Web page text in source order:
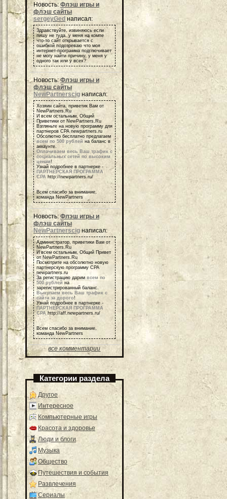
Новость: Флэш игры и
флэш сайты
sergeyGed написал:
Здравствуйте, извиняюсь если
пишу не туда, у меня на компе
что-то сайт открывается с
ошибкой подозреваю что моя
интернет-программа подглючивает
не могу найти причину, у меня у
одного так или у всех?
Новость:Флэш игры и
флэш сайты
NewPartnerscig написал:
Хозяин сайта, приветик Вам от
NewPartners.Ru
И всем остальным, Общий
Приветики от NewPartners.Ru
Взгляньте на новую программу для
партнеров СРА newpartners.ru
Обсолютно бесплатно предлагаем
всем по 500 рублей на баланс в
аккаунте.
Оплачиваем весь Ваш трафик с
социальных сетей по высоким
ценам!
Узнай подробнее в партнерке -
ПАРТНЕРСКАЯ ПРОГРАММА
СРА http://newpartners.ru/
Всем спасибо за внимание,
команда NewPartners
Новость: Флэш игры и
флэш сайты
NewPartnerscig написал:
Администратор, приветики Вам от
NewPartners.Ru
И всем остальным, Общий Привет
от NewPartners.Ru
Посмотрите на обсолютно новую
партнерскую программу СРА
newpartners.ru
За регистрацию дарим всем по
500 рублейна
зарегистрированный баланс.
Выкупаем весь Ваш трафик с
сайта за дорого!
Узнай подробнее в партнерке -
ПАРТНЕРСКАЯ ПРОГРАММА
СРА http://aff.newpartners.ru/
Всем спасибо за внимание,
команда NewPartners
все комментарии
Категории раздела
Другое
Интересное
Компьютерные игры
Красота и здоровье
Люди и блоги
Музыка
Общество
Путешествия и события
Развлечения
Сериалы